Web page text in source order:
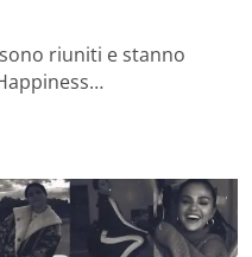
riuniti e stanno